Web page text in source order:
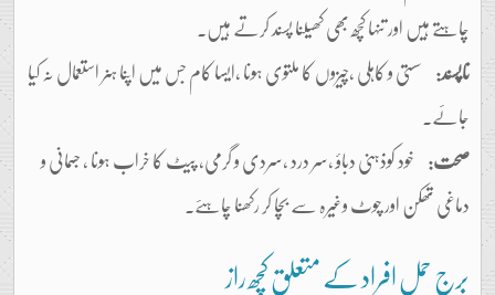
چاہتے ہیں اور تنہا کچھ بھی کھیلنا پسند کرتے ہیں۔
ناپسند: سستی و کاہلی ،چیزوں کا ملتوی ہونا ،ایسا کام جس میں اپنا ہنر استعمال نہ کیا
جائے۔
صحت: خود کوذہنی دباؤ ،سر درد ،سردی و گرمی، پیٹ کا خراب ہونا ، جسمانی و
دماغی تھکن اور چوٹ وغیرہ سے بچا کر رکھنا چاہئے۔
برج حمل افراد کے متعلق کچھ راز